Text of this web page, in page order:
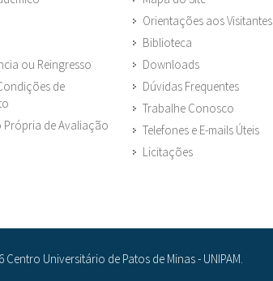
ou Reingresso
de
Própria de Avaliação
Orientações aos Visitantes
Biblioteca
Downloads
Dúvidas Frequentes
Trabalhe Conosco
Telefones e E-mails Úteis
Licitações
Universitário de Patos de Minas - UNIPAM.